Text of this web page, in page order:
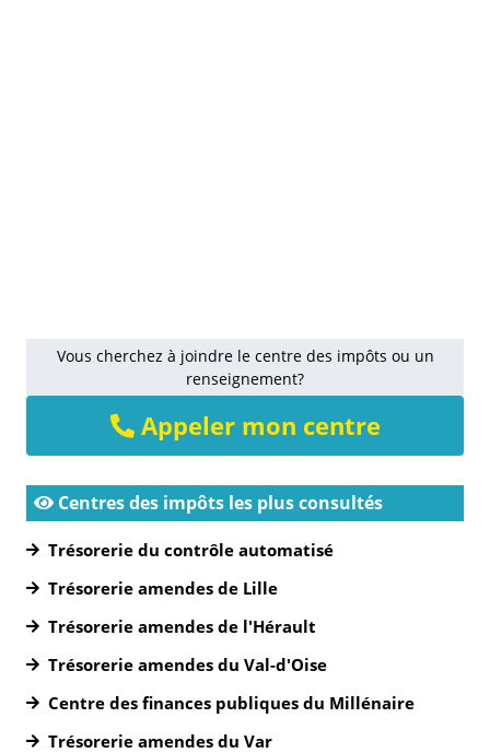
Vous cherchez à joindre le centre des impôts ou un
renseignement?
Appeler mon centre
Centres des impôts les plus consultés
Trésorerie du contrôle automatisé
Trésorerie amendes de Lille
Trésorerie amendes de l'Hérault
Trésorerie amendes du Val-d'Oise
Centre des finances publiques du Millénaire
Trésorerie amendes du Var